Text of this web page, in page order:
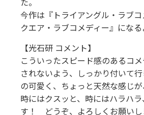
今作は『トライアングル・ラブ
クエア・ラブコメディー』になる
【光石研 コメント】
こういったスピード感のあるコ
されないよう、しっかり付いて
の可愛く、ちょっと天然な感じ
時にはクスッと、時にはハラハ
す！ どうぞ、よろしくお願いし